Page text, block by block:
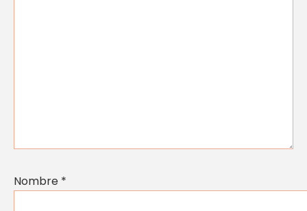
Nombre *